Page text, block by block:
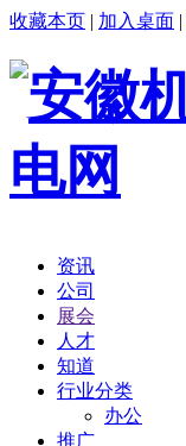
收藏本页 | 加入桌面 |
资讯
公司
展会
人才
知道
行业分类
办公
推广